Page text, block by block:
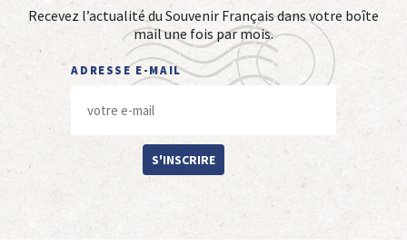
Recevez l’actualité du Souvenir Français dans votre boîte
mail une fois par mois.
ADRESSE E-MAIL
S'INSCRIRE